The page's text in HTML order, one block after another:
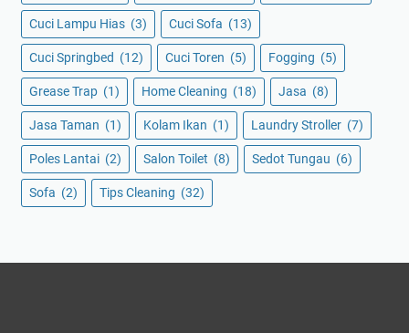
Cuci Lampu Hias (3) Cuci Sofa (13)
Cuci Springbed (12) Cuci Toren (5) Fogging (5)
Grease Trap (1) Home Cleaning (18) Jasa (8)
Jasa Taman (1) Kolam Ikan (1) Laundry Stroller (7)
Poles Lantai (2) Salon Toilet (8) Sedot Tungau (6)
Sofa (2) Tips Cleaning (32)